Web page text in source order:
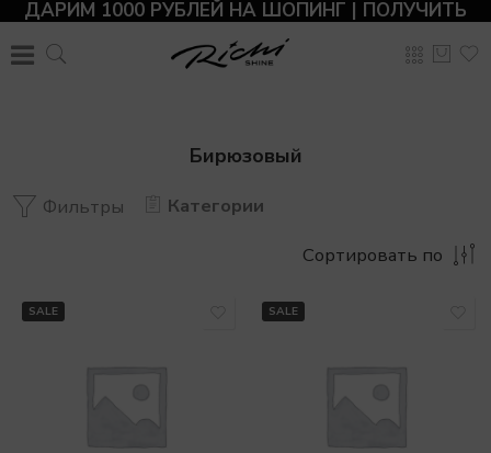
ДАРИМ 1000 РУБЛЕЙ НА ШОПИНГ | ПОЛУЧИТЬ
Бирюзовый
Фильтры
Категории
Сортировать по
SALE SALE